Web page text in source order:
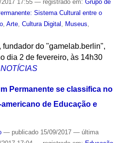
17:55 — registrado em: Grupo de
Sistema Cultural entre o
, Arte, Cultura Digital , Museus,
fundador do "gamelab.berlin",
dia 2 de fevereiro, às 14h30
NOTÍCIAS
Permanente se classifica no
americano de Educação e
— publicado15/09/2017 — última